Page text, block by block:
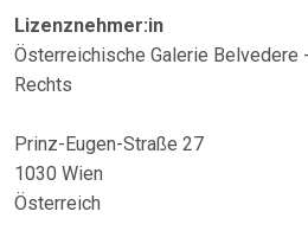
Lizenznehmer:in
Österreichische Galerie Belvedere
Rechts
Prinz-Eugen-Straße 27
1030 Wien
Österreich